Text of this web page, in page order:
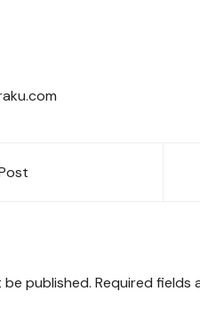
be published. Required fields